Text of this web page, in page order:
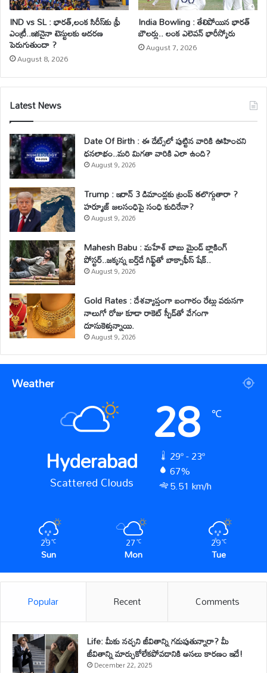
IND vs SL : భారత్,లంక సిరీస్‌కు ఫ్రీ
ఎంట్రీ..ఇకనైనా టెస్టులకు ఆదరణ
పెరుగుతుందా ?
August 8, 2026
India Bowling : తేలిపోయిన భారత్
బౌలర్లు.. లంక ఎలెవన్ భారీస్కోరు
August 7, 2026
Latest News
Date Of Birth : ఈ డేట్స్‌లో పుట్టిన వారికి ఊహించని
ధనలాభం..మరి మిగతా వారికి ఎలా ఉంది?
August 9, 2026
Trump : ఇరాన్ 3 డిమాండ్లకు ట్రంప్ తలొగ్గుతారా ?
హర్మూజ్ జలసంధిపై సంధి కుదిరేనా?
August 9, 2026
Mahesh Babu : మహేశ్‌ బాబు మైండ్ బ్లాకింగ్
పోస్టర్..జక్కన్న బర్త్‌డే గిఫ్ట్‌తో బాక్సాఫీస్ షేక్..
August 9, 2026
Gold Rates : దేశవ్యాప్తంగా బంగారం రేట్లు వరుసగా
నాలుగో రోజు కూడా రాకెట్ స్పీడ్‌తో వేగంగా
దూసుకెళ్తున్నాయి.
August 9, 2026
Weather
Hyderabad
Scattered Clouds
28 ℃
29º - 23º
67%
5.51 km/h
29℃
Sun
27℃
Mon
29℃
Tue
Popular Recent Comments
Life: మీకు నచ్చని జీవితాన్ని గడుపుతున్నారా? మీ
జీవితాన్ని మార్చుకోలేకపోవడానికి అసలు కారణం ఇదే!
December 22, 2025